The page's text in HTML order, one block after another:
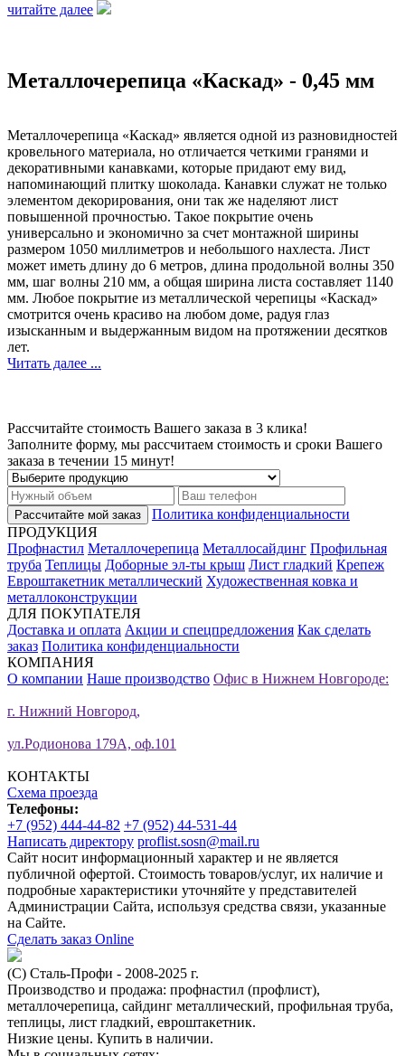
читайте далее
Металлочерепица «Каскад» - 0,45 мм
Металлочерепица «Каскад» является одной из разновидностей
кровельного материала, но отличается четкими гранями и
декоративными канавками, которые придают ему вид,
напоминающий плитку шоколада. Канавки служат не только
элементом декорирования, они так же наделяют лист
повышенной прочностью. Такое покрытие очень
универсально и экономично за счет монтажной ширины
размером 1050 миллиметров и небольшого нахлеста. Лист
может иметь длину до 6 метров, длина продольной волны 350
мм, шаг волны 210 мм, а общая ширина листа составляет 1140
мм. Любое покрытие из металлической черепицы «Каскад»
смотрится очень красиво на любом доме, радуя глаз
изысканным и выдержанным видом на протяжении десятков
лет.
Читать далее ...
Рассчитайте стоимость Вашего заказа в 3 клика!
Заполните форму, мы рассчитаем стоимость и сроки Вашего
заказа в течении 15 минут!
Политика конфиденциальности
ПРОДУКЦИЯ
Профнастил Металлочерепица Металлосайдинг Профильная
труба Теплицы Доборные эл-ты крыш Лист гладкий Крепеж
Евроштакетник металлический Художественная ковка и
металлоконструкции
ДЛЯ ПОКУПАТЕЛЯ
Доставка и оплата Акции и спецпредложения Как сделать
заказ Политика конфиденциальности
КОМПАНИЯ
О компании Наше производство Офис в Нижнем Новгороде:
г. Нижний Новгород,
ул.Родионова 179А, оф.101
КОНТАКТЫ
Схема проезда
Телефоны:
+7 (952) 444-44-82 +7 (952) 44-531-44
Написать директору proflist.sosn@mail.ru
Сайт носит информационный характер и не является
публичной офертой. Стоимость товаров/услуг, их наличие и
подробные характеристики уточняйте у представителей
Администрации Сайта, используя средства связи, указанные
на Сайте.
Сделать заказ Online
(С) Сталь-Профи - 2008-2025 г.
Производство и продажа: профнастил (профлист),
металлочерепица, сайдинг металлический, профильная труба,
теплицы, лист гладкий, евроштакетник.
Низкие цены. Купить в наличии.